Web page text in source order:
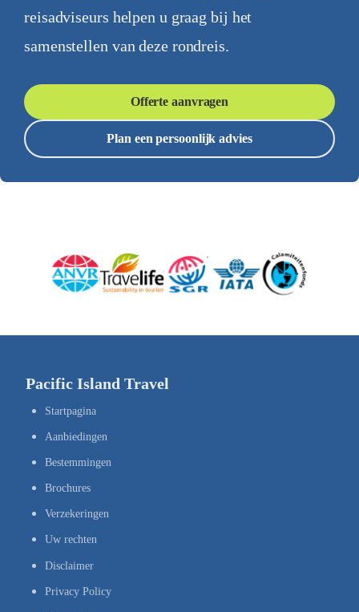
reisadviseurs helpen u graag bij het
samenstellen van deze rondreis.
Offerte aanvragen
Plan een persoonlijk advies
Pacific Island Travel
Startpagina
Aanbiedingen
Bestemmingen
Brochures
Verzekeringen
Uw rechten
Disclaimer
Privacy Policy